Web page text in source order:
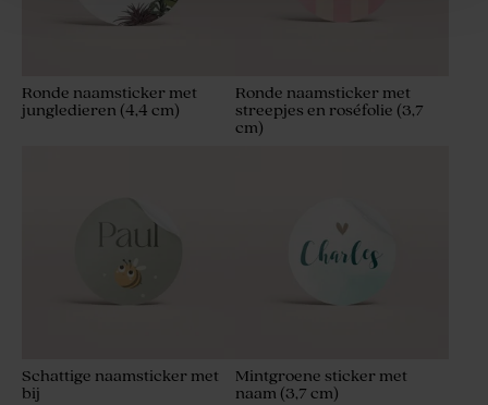
Ronde naamsticker met
jungledieren (4,4 cm)
Ronde naamsticker met
streepjes en roséfolie (3,7
cm)
Schattige naamsticker met
bij
Mintgroene sticker met
naam (3,7 cm)